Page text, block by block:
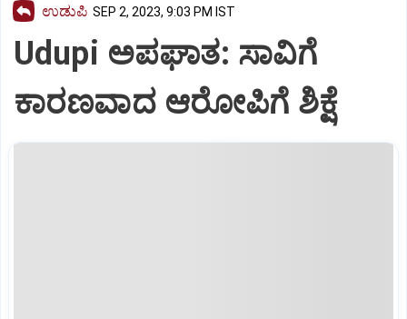
ಉಡುಪಿ SEP 2, 2023, 9:03 PM IST
Udupi ಅಪಘಾತ: ಸಾವಿಗೆ
ಕಾರಣವಾದ ಆರೋಪಿಗೆ ಶಿಕ್ಷೆ